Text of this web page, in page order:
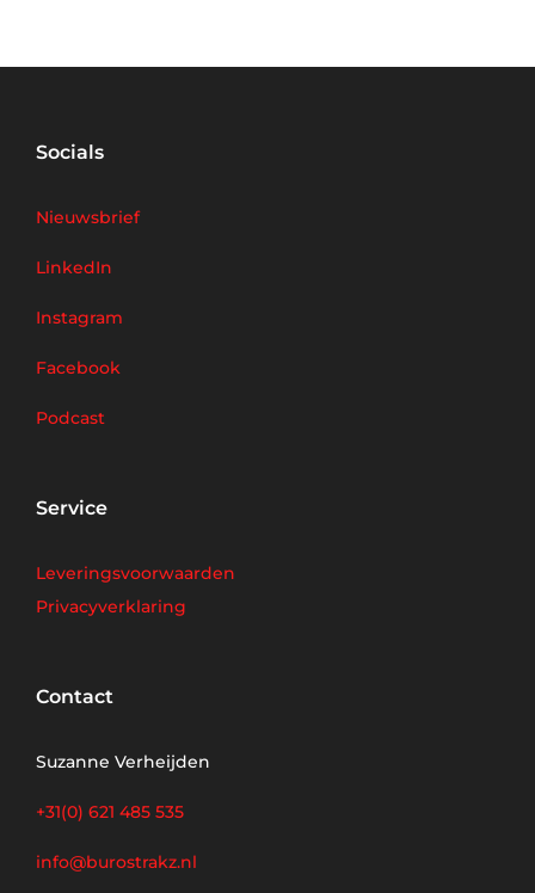
Socials
Nieuwsbrief
LinkedIn
Instagram
Facebook
Podcast
Service
Leveringsvoorwaarden
Privacyverklaring
Contact
Suzanne Verheijden
+31(0) 621 485 535
info@burostrakz.nl